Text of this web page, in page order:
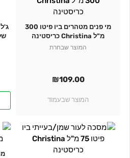
מי פנים מטהרים ביו פיטו 300
מ"ל Christina כריסטינה
המוצר שבחרת
₪109.00
המוצר שבעמוד